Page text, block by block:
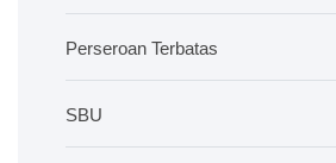
Perseroan Terbatas
SBU